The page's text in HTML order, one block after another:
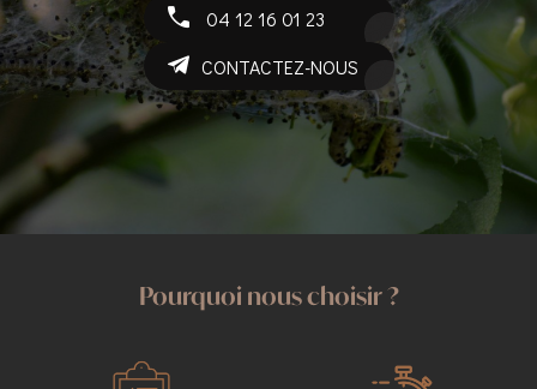
04 12 16 01 23
CONTACTEZ-NOUS
Pourquoi nous choisir ?